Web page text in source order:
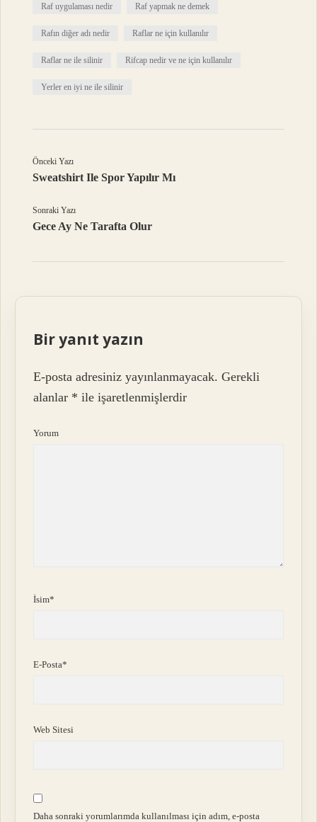
Raf uygulaması nedir Raf yapmak ne demek
Rafın diğer adı nedir Raflar ne için kullanılır
Raflar ne ile silinir Rifcap nedir ve ne için kullanılır
Yerler en iyi ne ile silinir
Önceki Yazı
Sweatshirt Ile Spor Yapılır Mı
Sonraki Yazı
Gece Ay Ne Tarafta Olur
Bir yanıt yazın
E-posta adresiniz yayınlanmayacak. Gerekli
alanlar * ile işaretlenmişlerdir
Yorum
İsim*
E-Posta*
Web Sitesi
Daha sonraki yorumlarımda kullanılması için adım, e-posta